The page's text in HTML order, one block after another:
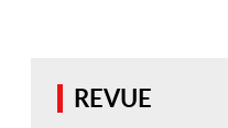
REVUE